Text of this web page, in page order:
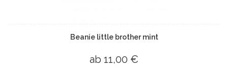
Beanie little brother mint
ab 11,00 €